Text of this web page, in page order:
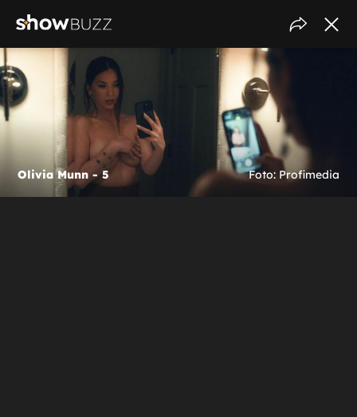
Olivia Munn - 5 Foto: Profimedia